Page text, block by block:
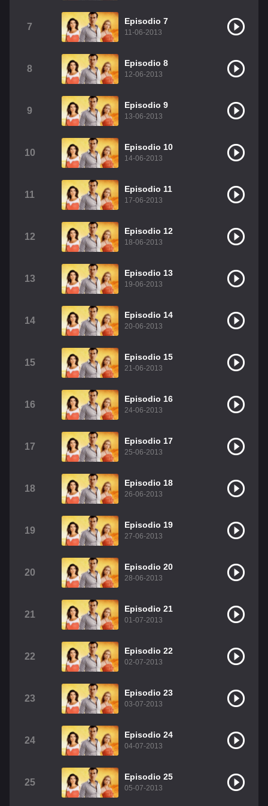
Christian Chavez
Dulce María
RBD Como Assistir Legendado
7
Episodio 7
11-06-2013
8
Episodio 8
12-06-2013
9
Episodio 9
13-06-2013
10
Episodio 10
14-06-2013
11
Episodio 11
17-06-2013
12
Episodio 12
18-06-2013
13
Episodio 13
19-06-2013
14
Episodio 14
20-06-2013
15
Episodio 15
21-06-2013
16
Episodio 16
24-06-2013
17
Episodio 17
25-06-2013
18
Episodio 18
26-06-2013
19
Episodio 19
27-06-2013
20
Episodio 20
28-06-2013
21
Episodio 21
01-07-2013
22
Episodio 22
02-07-2013
23
Episodio 23
03-07-2013
24
Episodio 24
04-07-2013
25
Episodio 25
05-07-2013